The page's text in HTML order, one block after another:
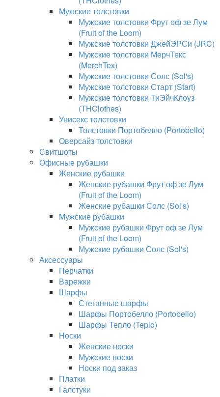
Мужские толстовки
Мужские толстовки Фрут оф зе Лум
(Fruit of the Loom)
Мужские толстовки ДжейЭРСи (JRC)
Мужские толстовки МерчТекс
(MerchTex)
Мужские толстовки Солс (Sol's)
Мужские толстовки Старт (Start)
Мужские толстовки ТиЭйчКлоуз
(THClothes)
Унисекс толстовки
Толстовки Портобелло (Portobello)
Оверсайз толстовки
Свитшоты
Офисные рубашки
Женские рубашки
Женские рубашки Фрут оф зе Лум
(Fruit of the Loom)
Женские рубашки Солс (Sol's)
Мужские рубашки
Мужские рубашки Фрут оф зе Лум
(Fruit of the Loom)
Мужские рубашки Солс (Sol's)
Аксессуары
Перчатки
Варежки
Шарфы
Стеганные шарфы
Шарфы Портобелло (Portobello)
Шарфы Тепло (Teplo)
Носки
Женские носки
Мужские носки
Носки под заказ
Платки
Галстуки